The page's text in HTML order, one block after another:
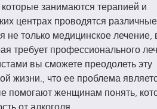
занимаются терапией и
центрах проводятся различные
не только медицинское лечение,
требует профессионального
вы сможете преодолеть эту
жизни., что ее проблема
помогают женщинам понять,
от алкоголя.